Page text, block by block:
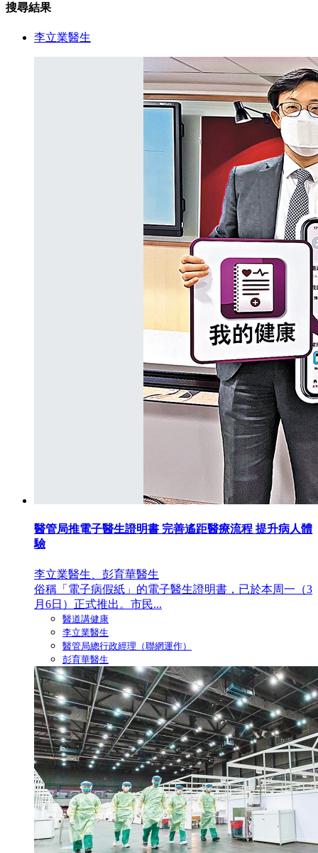
搜尋結果
李立業醫生
醫管局推電子醫生證明書 完善遙距醫療流程 提升病人體
驗
李立業醫生、彭育華醫生
俗稱「電子病假紙」的電子醫生證明書，已於本周一（3
月6日）正式推出。市民...
醫道講健康
李立業醫生
醫管局總行政經理（聯網運作）
彭育華醫生